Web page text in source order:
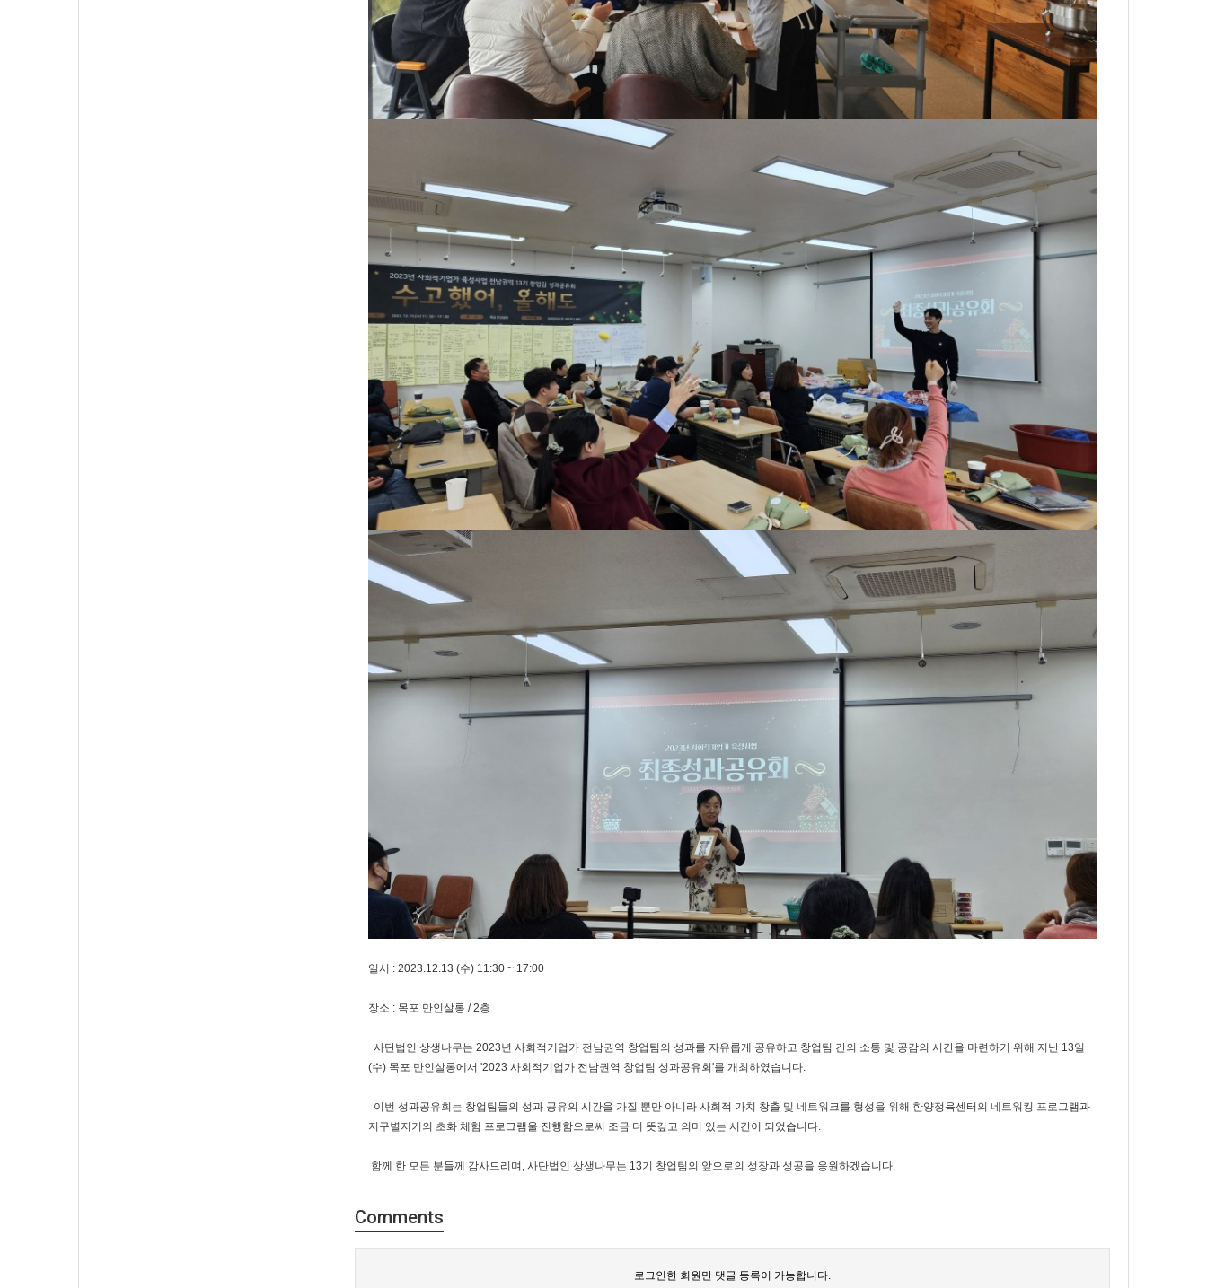
일시 : 2023.12.13 (수) 11:30 ~ 17:00
장소 : 목포 만인살롱 / 2층
사단법인 상생나무는 2023년 사회적기업가 전남권역 창업팀의 성과를 자유롭게 공유하고 창업팀 간의 소통 및 공감의 시간을 마련하기 위해 지난 13일
(수) 목포 만인살롱에서 '2023 사회적기업가 전남권역 창업팀 성과공유회'를 개최하였습니다.
이번 성과공유회는 창업팀들의 성과 공유의 시간을 가질 뿐만 아니라 사회적 가치 창출 및 네트워크를 형성을 위해 한양정육센터의 네트워킹 프로그램과
지구별지기의 초화 체험 프로그램울 진행함으로써 조금 더 뜻깊고 의미 있는 시간이 되었습니다.
함께 한 모든 분들께 감사드리며, 사단법인 상생나무는 13기 창업팀의 앞으로의 성장과 성공을 응원하겠습니다.
Comments
로그인한 회원만 댓글 등록이 가능합니다.